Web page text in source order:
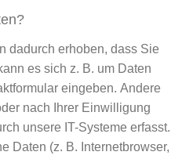
dadurch erhoben, dass Sie
es sich z. B. um Daten
eingeben. Andere
nach Ihrer Einwilligung
unsere IT-Systeme erfasst.
Daten (z. B. Internetbrowser,